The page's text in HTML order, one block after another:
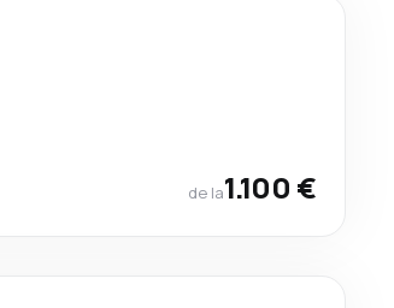
de la1.100 €